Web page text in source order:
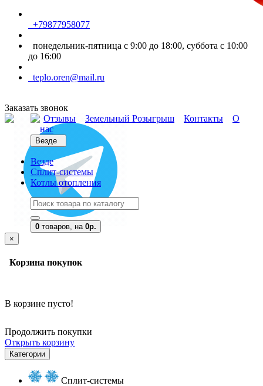
+79877958077
понедельник-пятница с 9:00 до 18:00, суббота с 10:00
до 16:00
teplo.oren@mail.ru
Заказать звонок
Отзывы
Земельный Розыгрыш Контакты
О
нас
Везде
Везде
Сплит-системы
Котлы отопления
0 товаров, на 0р.
×
Корзина покупок
В корзине пусто!
Продолжить покупки
Открыть корзину
Категории
Сплит-системы